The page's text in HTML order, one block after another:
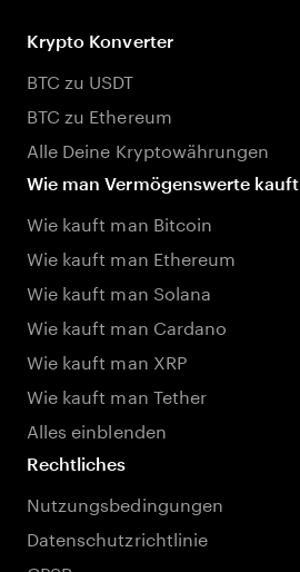
Krypto Konverter
BTC zu USDT
BTC zu Ethereum
Alle Deine Kryptowährungen
Wie man Vermögenswerte kauft
Wie kauft man Bitcoin
Wie kauft man Ethereum
Wie kauft man Solana
Wie kauft man Cardano
Wie kauft man XRP
Wie kauft man Tether
Alles einblenden
Rechtliches
Nutzungsbedingungen
Datenschutzrichtlinie